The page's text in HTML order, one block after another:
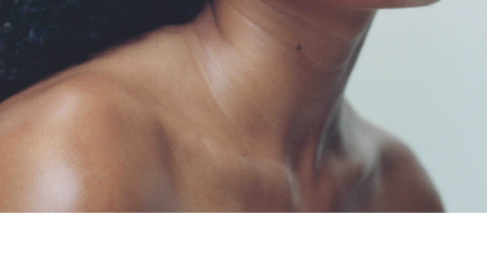
LGBTQIA+
NEWS
ENGLISH TEXTS
CONTACT
ABOUT